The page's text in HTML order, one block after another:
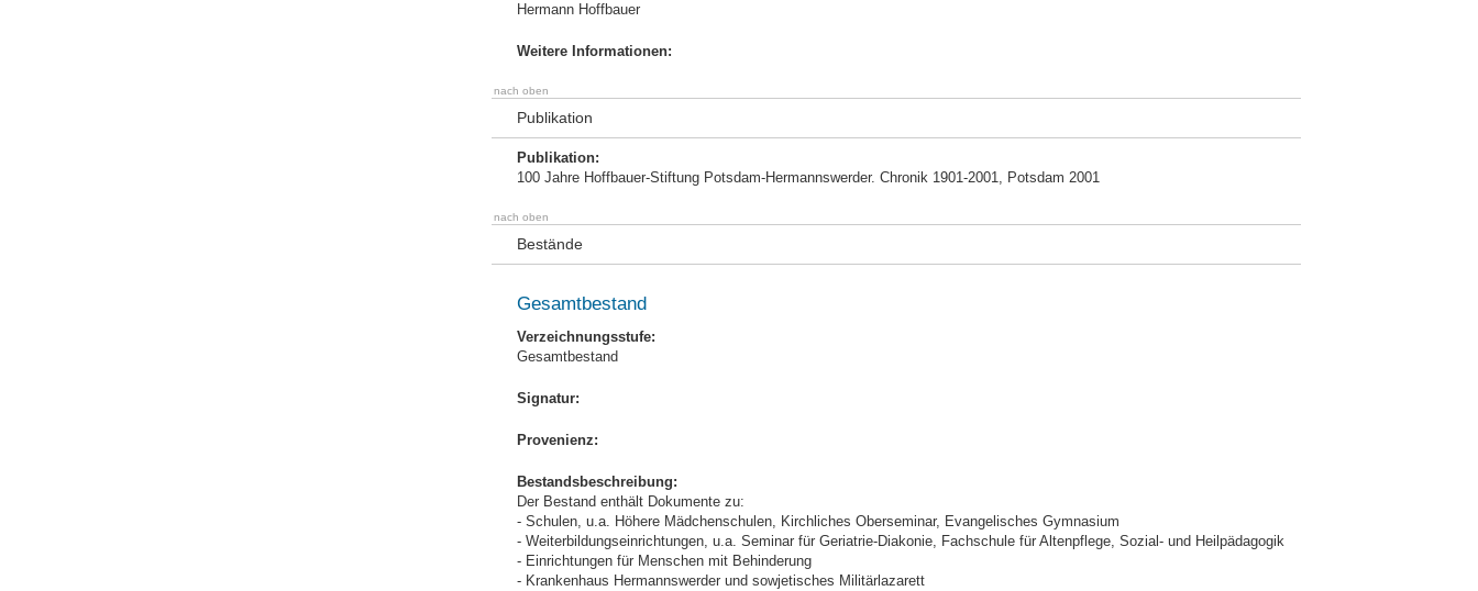
Hermann Hoffbauer
Weitere Informationen:
nach oben
Publikation
Publikation:
100 Jahre Hoffbauer-Stiftung Potsdam-Hermannswerder. Chronik 1901-2001, Potsdam 2001
nach oben
Bestände
Gesamtbestand
Verzeichnungsstufe:
Gesamtbestand
Signatur:
Provenienz:
Bestandsbeschreibung:
Der Bestand enthält Dokumente zu:
- Schulen, u.a. Höhere Mädchenschulen, Kirchliches Oberseminar, Evangelisches Gymnasium
- Weiterbildungseinrichtungen, u.a. Seminar für Geriatrie-Diakonie, Fachschule für Altenpflege, Sozial- und Heilpädagogik
- Einrichtungen für Menschen mit Behinderung
- Krankenhaus Hermannswerder und sowjetisches Militärlazarett